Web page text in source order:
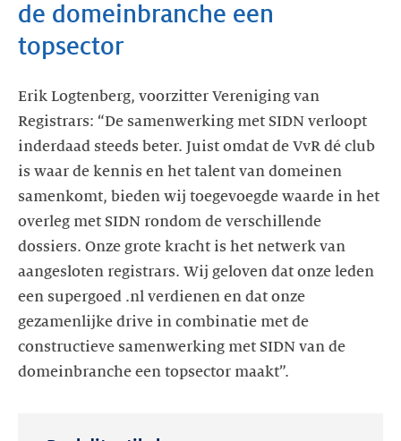
de domeinbranche een
topsector
Erik Logtenberg, voorzitter Vereniging van
Registrars: “De samenwerking met SIDN verloopt
inderdaad steeds beter. Juist omdat de VvR dé club
is waar de kennis en het talent van domeinen
samenkomt, bieden wij toegevoegde waarde in het
overleg met SIDN rondom de verschillende
dossiers. Onze grote kracht is het netwerk van
aangesloten registrars. Wij geloven dat onze leden
een supergoed .nl verdienen en dat onze
gezamenlijke drive in combinatie met de
constructieve samenwerking met SIDN van de
domeinbranche een topsector maakt”.